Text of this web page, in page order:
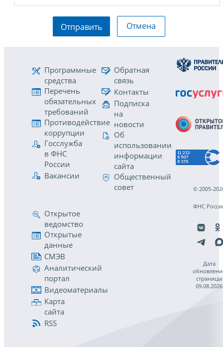
Отправить Отмена
Программные
средства
Перечень
обязательных
требований
Противодействие
коррупции
Госслужба
в ФНС
России
Вакансии
Обратная
связь
Контакты
Подписка
на
новости
Об
использовании
информации
сайта
Общественный
совет
Открытое
ведомство
Открытые
данные
СМЭВ
Аналитический
портал
Видеоматериалы
Карта
сайта
RSS
© 2005-
ФНС
Дата
страницы
09.08.2026